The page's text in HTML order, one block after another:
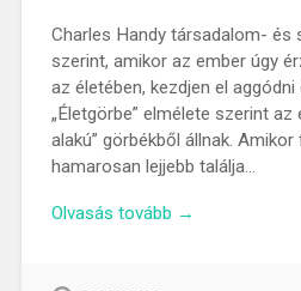
Charles Handy társadalom-
szerint, amikor az ember úgy
az életében, kezdjen el
„Életgörbe” elmélete szerint az
alakú” görbékből állnak.
hamarosan lejjebb találja…
Olvasás tovább →